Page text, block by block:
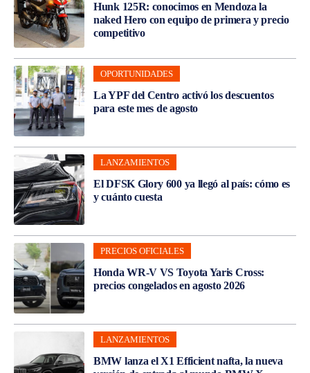
Hunk 125R: conocimos en Mendoza la
naked Hero con equipo de primera y precio
competitivo
OPORTUNIDADES
La YPF del Centro activó los descuentos
para este mes de agosto
LANZAMIENTOS
El DFSK Glory 600 ya llegó al país: cómo es
y cuánto cuesta
PRECIOS OFICIALES
Honda WR-V VS Toyota Yaris Cross:
precios congelados en agosto 2026
LANZAMIENTOS
BMW lanza el X1 Efficient nafta, la nueva